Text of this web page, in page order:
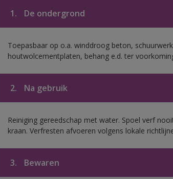
1. De ondergrond
Toepasbaar op o.a. winddroog beton,
houtwolcementplaten, behang e.d. ter
2. Na gebruik
Reiniging gereedschap met water. Spoel verf
kraan. Verfresten afvoeren volgens lokale
3. Bewaren